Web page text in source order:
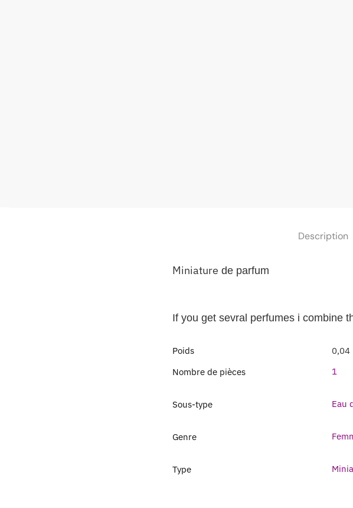
Description
Miniature de parfum
If you get sevral perfumes i combine
Poids
0,04
Nombre de pièces
1
Sous-type Eau
Genre
Type